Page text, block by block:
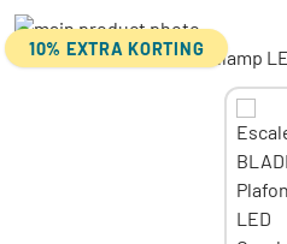
10% EXTRA KORTING